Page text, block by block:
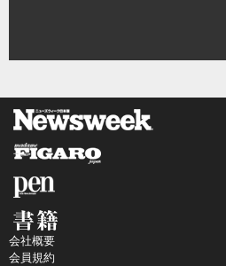
会社概要
会員規約